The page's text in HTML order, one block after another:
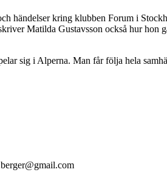
händelser kring klubben Forum i
Matilda Gustavsson också hur
sig i Alperna. Man får följa hela